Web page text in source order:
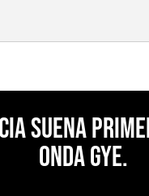
suena
Onda Gye.